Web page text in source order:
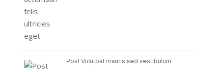
Post Volutpat mauris sed vestibulum